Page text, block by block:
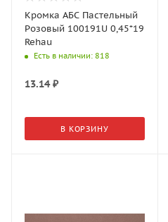
Кромка АБС Пастельный
Розовый 100191U 0,45*19
Rehau
Есть в наличии: 818
13.14₽
В КОРЗИНУ